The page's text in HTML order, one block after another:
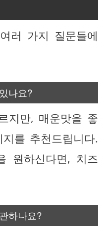
러 가지 질문들에
나요?
지만, 매운맛을 좋
를 추천드립니다.
원하신다면, 치즈
하나요?